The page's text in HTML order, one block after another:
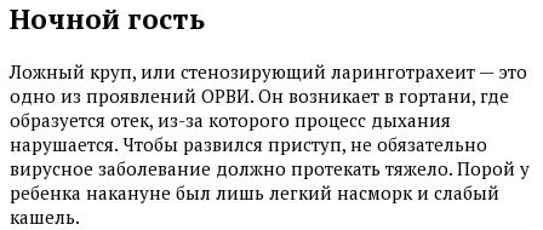
Ночной гость
Ложный круп, или стенозирующий ларинготрахеит — это
одно из проявлений ОРВИ. Он возникает в гортани, где
образуется отек, из-за которого процесс дыхания
нарушается. Чтобы развился приступ, не обязательно
вирусное заболевание должно протекать тяжело. Порой у
ребенка накануне был лишь легкий насморк и слабый
кашель.